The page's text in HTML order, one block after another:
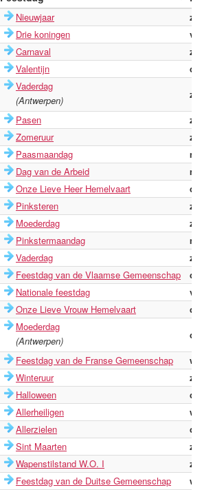
Nieuwjaar
Drie koningen
Carnaval
Valentijn
Vaderdag
(Antwerpen)
Pasen
Zomeruur
Paasmaandag
Dag van de Arbeid
Onze Lieve Heer Hemelvaart
Pinksteren
Moederdag
Pinkstermaandag
Vaderdag
Feestdag van de Vlaamse Gemeenschap
Nationale feestdag
Onze Lieve Vrouw Hemelvaart
Moederdag
(Antwerpen)
Feestdag van de Franse Gemeenschap
Winteruur
Halloween
Allerheiligen
Allerzielen
Sint Maarten
Wapenstilstand W.O. I
Feestdag van de Duitse Gemeenschap